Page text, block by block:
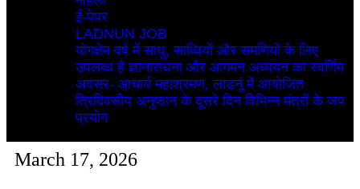
ई-पेपर
LADNUN JOB
योगक्षेम वर्ष में साधु, साध्वियों और समणियों के लिए
उपलब्ध है ज्ञानाराधना और आगमन अध्ययन का स्वर्णिम
अवसर- आचार्य महाश्रमण, लाडनूं में आयोजित
त्रिदिवसीय अनुष्ठान के दूसरे दिन विभिन्न मंत्रों के जप
प्रयोग
March 17, 2026